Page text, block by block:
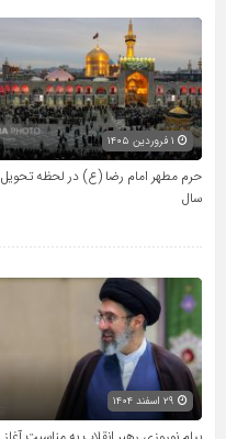
حرم مطهر امام رضا (ع) در لحظه تحویل
سال